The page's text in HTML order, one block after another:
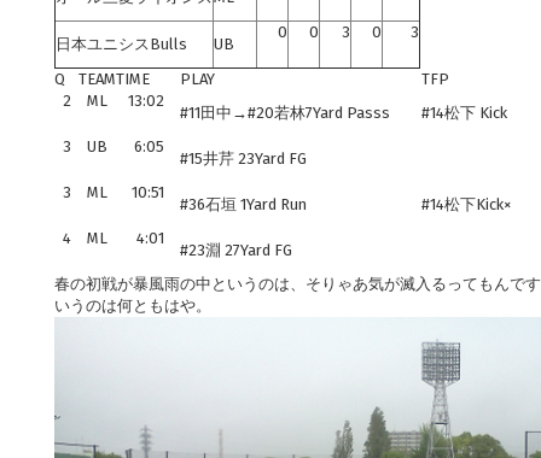
日本ユニシスBulls UB
0 0 3 0 3
Q TEAMTIME PLAY
TFP
2
ML 13:02
#11田中→#20若林7Yard Passs
#14松下 Kick
3
UB 6:05
#15井芹 23Yard FG
3
ML 10:51
#36石垣 1Yard Run
#14松下Kick×
4
ML 4:01
#23淵 27Yard FG
春の初戦が暴風雨の中というのは、そりゃあ気が滅入るってもんで
いうのは何ともはや。